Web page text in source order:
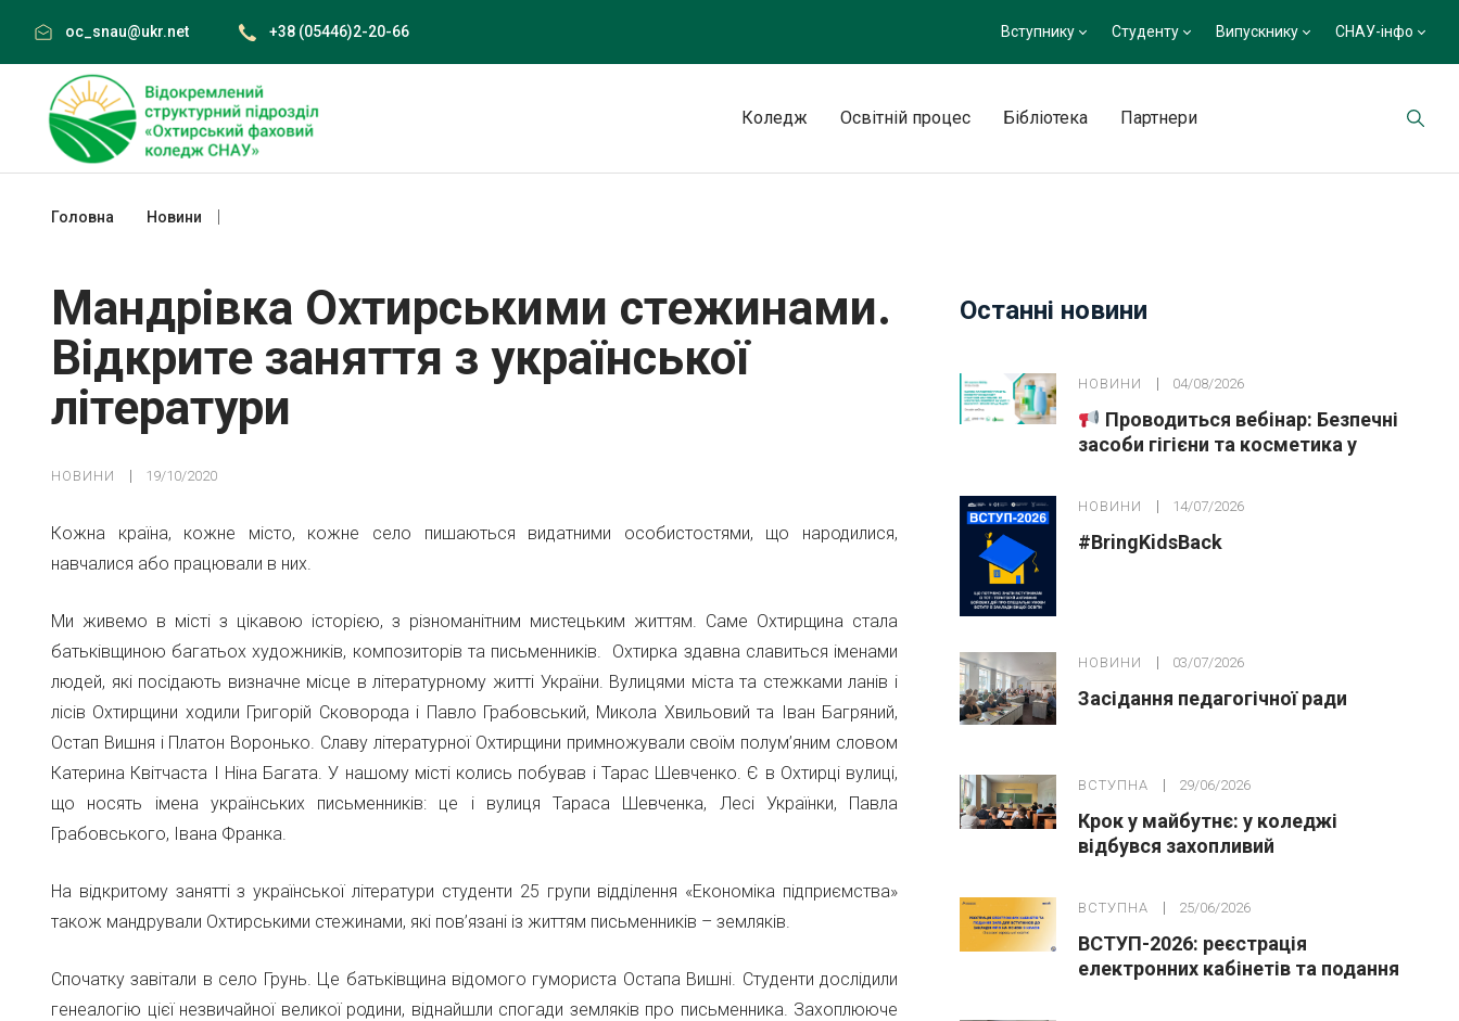
content
oc_snau@ukr.net +38 (05446)2-20-66 Вступнику Студенту Випускнику СНАУ-інфо
Коледж Освітній процес Бібліотека Партнери
Головна Новини
Мандрівка Охтирськими стежинами.
Відкрите заняття з української
літератури
НОВИНИ 19/10/2020
Кожна країна, кожне місто, кожне село пишаються видатними особистостями, що народилися,
навчалися або працювали в них.
Ми живемо в місті з цікавою історією, з різноманітним мистецьким життям. Саме Охтирщина стала
батьківщиною багатьох художників, композиторів та письменників. Охтирка здавна славиться іменами
людей, які посідають визначне місце в літературному житті України. Вулицями міста та стежками ланів і
лісів Охтирщини ходили Григорій Сковорода і Павло Грабовський, Микола Хвильовий та Іван Багряний,
Остап Вишня і Платон Воронько. Славу літературної Охтирщини примножували своїм полум’яним словом
Катерина Квітчаста І Ніна Багата. У нашому місті колись побував і Тарас Шевченко. Є в Охтирці вулиці,
що носять імена українських письменників: це і вулиця Тараса Шевченка, Лесі Українки, Павла
Грабовського, Івана Франка.
На відкритому занятті з української літератури студенти 25 групи відділення «Економіка підприємства»
також мандрували Охтирськими стежинами, які пов’язані із життям письменників – земляків.
Спочатку завітали в село Грунь. Це батьківщина відомого гумориста Остапа Вишні. Студенти дослідили
генеалогію цієї незвичайної великої родини, віднайшли спогади земляків про письменника. Захоплююче
Останні новини
НОВИНИ 04/08/2026
Проводиться вебінар: Безпечні
засоби гігієни та косметика у
НОВИНИ 14/07/2026
#BringKidsBack
НОВИНИ 03/07/2026
Засідання педагогічної ради
ВСТУПНА 29/06/2026
Крок у майбутнє: у коледжі
відбувся захопливий
абітурієнтів
ВСТУПНА 25/06/2026
ВСТУП-2026: реєстрація
електронних кабінетів та подання